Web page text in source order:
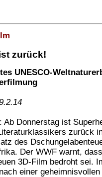
zurück!
UNESCO-
Donnerstag ist
zurück
des
Der WWF warnt,
3D-Film bedroht sei.
einer